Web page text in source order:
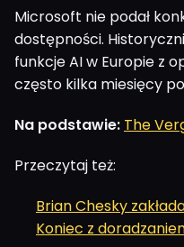
Microsoft nie podał
dostępności.
funkcje AI w Europie z
często kilka miesięcy
Na podstawie: The
Przeczytaj też:
Brian Chesky
Koniec z